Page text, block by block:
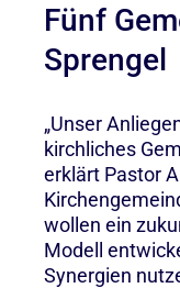
Fünf
Sprengel
„Unser
kirchliches
erklärt Pastor
wollen ein
Modell
Synergien